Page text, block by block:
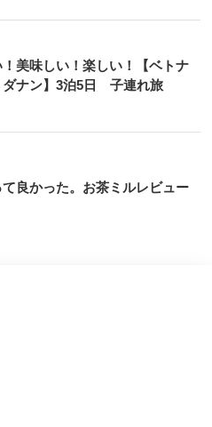
美味しい！楽しい！【ベトナ
ダナン】3泊5日 子連れ旅
て良かった。お茶ミルレビュー